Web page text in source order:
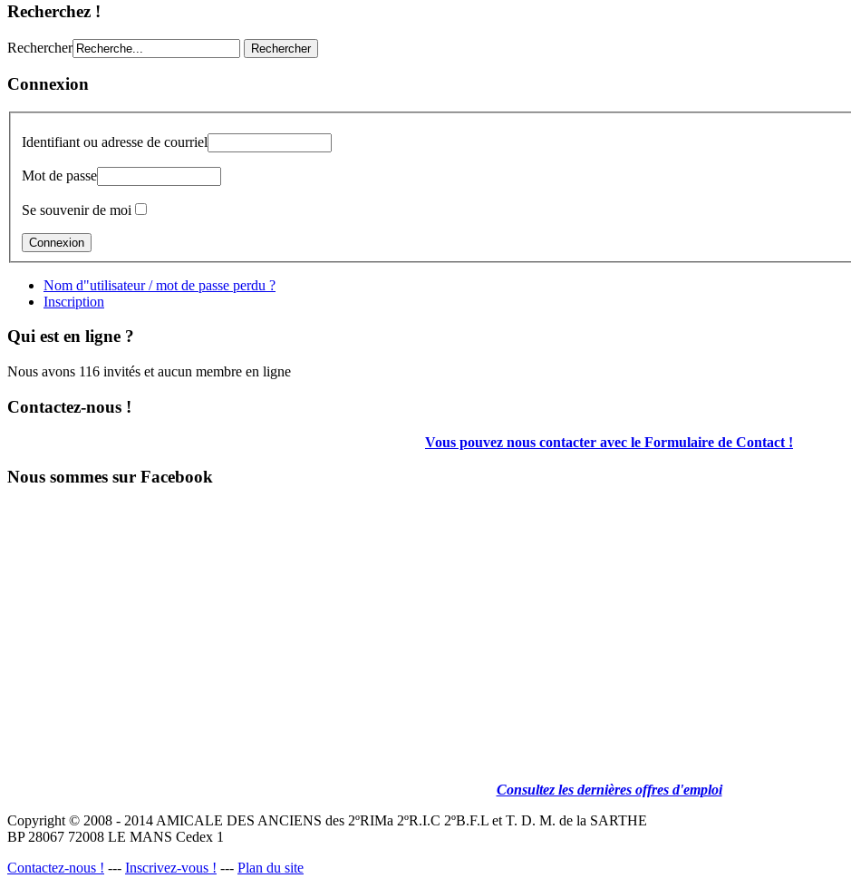
Recherchez !
Rechercher
Connexion
Identifiant ou adresse de courriel
Mot de passe
Se souvenir de moi
Nom d"utilisateur / mot de passe perdu ?
Inscription
Qui est en ligne ?
Nous avons 116 invités et aucun membre en ligne
Contactez-nous !
Vous pouvez nous contacter avec le Formulaire de Contact !
Nous sommes sur Facebook
Consultez les dernières offres d'emploi
Copyright © 2008 - 2014 AMICALE DES ANCIENS des 2ºRIMa 2ºR.I.C 2ºB.F.L et T. D. M. de la SARTHE
BP 28067 72008 LE MANS Cedex 1
Contactez-nous ! --- Inscrivez-vous ! --- Plan du site